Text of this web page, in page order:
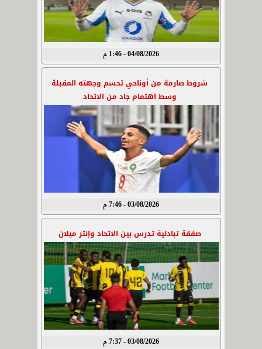
04/08/2026 - 1:46 م
شروط صارمة من أوناحي تحسم وجهته المقبلة
وسط اهتمام جاد من الاتحاد
03/08/2026 - 7:46 م
صفقة تبادلية تدرس بين الاتحاد وإنتر ميلان
03/08/2026 - 7:37 م